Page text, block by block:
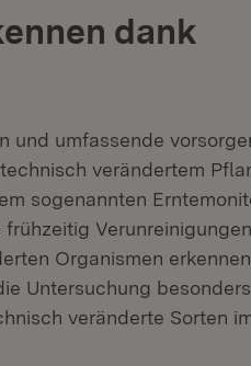
dank
und umfassende
verändertem
sogenannten
Organismen
Untersuchung
veränderte Sorten